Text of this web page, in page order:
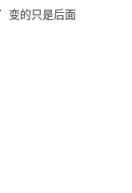
变的只是后面